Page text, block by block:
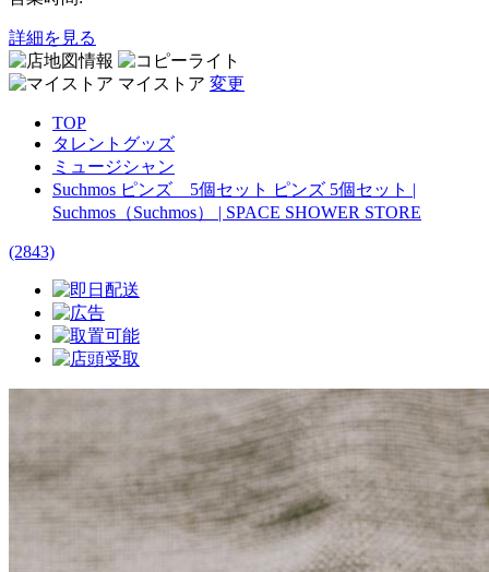
詳細を見る
マイストア 変更
TOP
タレントグッズ
ミュージシャン
Suchmos ピンズ 5個セット ピンズ 5個セット |
Suchmos（Suchmos） | SPACE SHOWER STORE
(2843)